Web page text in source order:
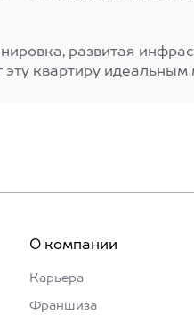
развитая
эту квартиру
О компании
Карьера
Франшиза